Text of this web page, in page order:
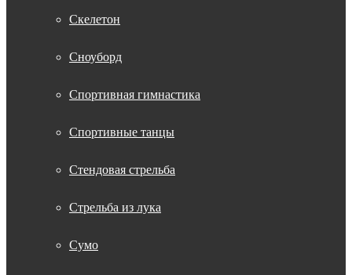
Скелетон
Сноуборд
Спортивная гимнастика
Спортивные танцы
Стендовая стрельба
Стрельба из лука
Сумо